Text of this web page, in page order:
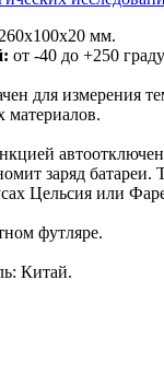
260х100х20 мм.
от -40 до +250
для измерения
материалов.
заряд батареи.
Цельсия или
футляре.
Китай.